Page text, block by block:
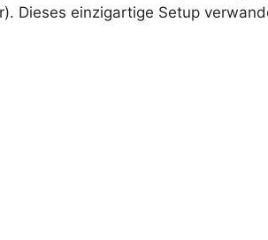
Dieses einzigartige Setup